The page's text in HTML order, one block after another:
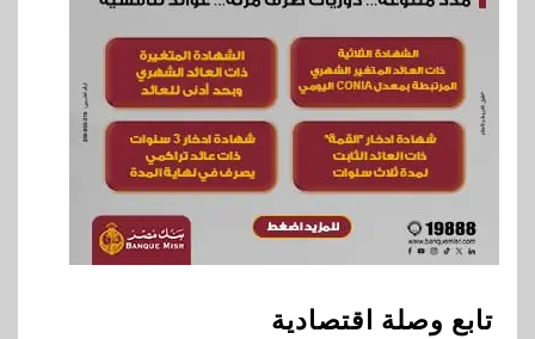
تابع وصلة اقتصادية